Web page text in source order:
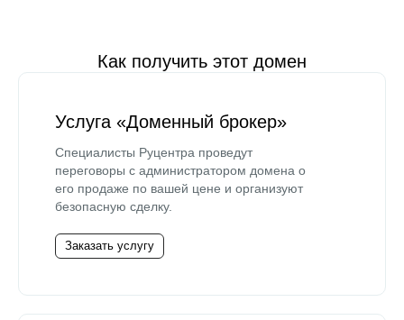
Как получить этот домен
Услуга «Доменный брокер»
Специалисты Руцентра проведут
переговоры с администратором домена о
его продаже по вашей цене и организуют
безопасную сделку.
Заказать услугу